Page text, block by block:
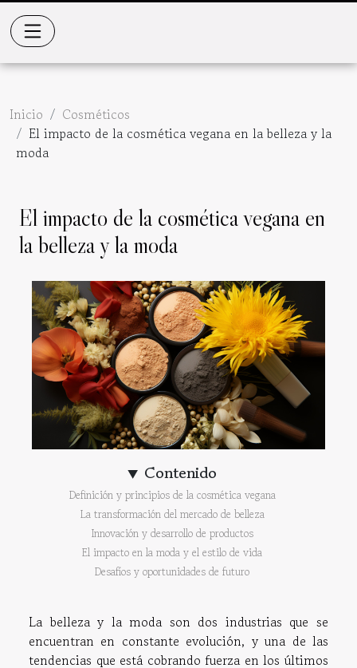
Inicio
Cosméticos
El impacto de la cosmética vegana en la belleza y la
moda
El impacto de la cosmética vegana en
la belleza y la moda
Contenido
Definición y principios de la cosmética vegana
La transformación del mercado de belleza
Innovación y desarrollo de productos
El impacto en la moda y el estilo de vida
Desafíos y oportunidades de futuro
La belleza y la moda son dos industrias que se
encuentran en constante evolución, y una de las
tendencias que está cobrando fuerza en los últimos